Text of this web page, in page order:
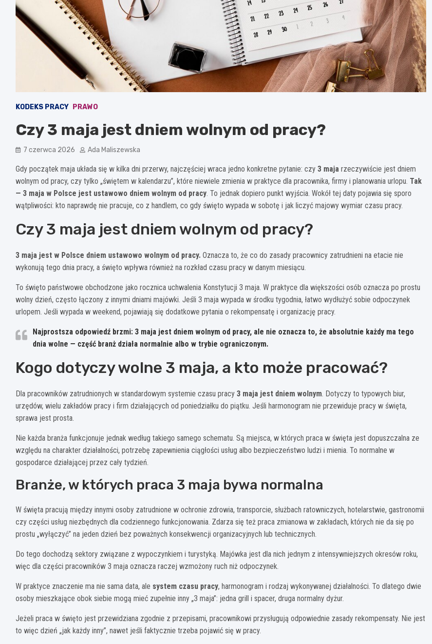
KODEKS PRACY PRAWO
Czy 3 maja jest dniem wolnym od pracy?
7 czerwca 2026 Ada Maliszewska
Gdy początek maja układa się w kilka dni przerwy, najczęściej wraca jedno konkretne pytanie: czy 3 maja rzeczywiście jest dniem
wolnym od pracy, czy tylko „świętem w kalendarzu”, które niewiele zmienia w praktyce dla pracownika, firmy i planowania urlopu. Tak
— 3 maja w Polsce jest ustawowo dniem wolnym od pracy. To jednak dopiero punkt wyjścia. Wokół tej daty pojawia się sporo
wątpliwości: kto naprawdę nie pracuje, co z handlem, co gdy święto wypada w sobotę i jak liczyć majowy wymiar czasu pracy.
Czy 3 maja jest dniem wolnym od pracy?
3 maja jest w Polsce dniem ustawowo wolnym od pracy. Oznacza to, że co do zasady pracownicy zatrudnieni na etacie nie
wykonują tego dnia pracy, a święto wpływa również na rozkład czasu pracy w danym miesiącu.
To święto państwowe obchodzone jako rocznica uchwalenia Konstytucji 3 maja. W praktyce dla większości osób oznacza po prostu
wolny dzień, często łączony z innymi dniami majówki. Jeśli 3 maja wypada w środku tygodnia, łatwo wydłużyć sobie odpoczynek
urlopem. Jeśli wypada w weekend, pojawiają się dodatkowe pytania o rekompensatę i organizację pracy.
Najprostsza odpowiedź brzmi: 3 maja jest dniem wolnym od pracy, ale nie oznacza to, że absolutnie każdy ma tego
dnia wolne — część branż działa normalnie albo w trybie ograniczonym.
Kogo dotyczy wolne 3 maja, a kto może pracować?
Dla pracowników zatrudnionych w standardowym systemie czasu pracy 3 maja jest dniem wolnym. Dotyczy to typowych biur,
urzędów, wielu zakładów pracy i firm działających od poniedziałku do piątku. Jeśli harmonogram nie przewiduje pracy w święta,
sprawa jest prosta.
Nie każda branża funkcjonuje jednak według takiego samego schematu. Są miejsca, w których praca w święta jest dopuszczalna ze
względu na charakter działalności, potrzebę zapewnienia ciągłości usług albo bezpieczeństwo ludzi i mienia. To normalne w
gospodarce działającej przez cały tydzień.
Branże, w których praca 3 maja bywa normalna
W święta pracują między innymi osoby zatrudnione w ochronie zdrowia, transporcie, służbach ratowniczych, hotelarstwie, gastronomii
czy części usług niezbędnych dla codziennego funkcjonowania. Zdarza się też praca zmianowa w zakładach, których nie da się po
prostu „wyłączyć” na jeden dzień bez poważnych konsekwencji organizacyjnych lub technicznych.
Do tego dochodzą sektory związane z wypoczynkiem i turystyką. Majówka jest dla nich jednym z intensywniejszych okresów roku,
więc dla części pracowników 3 maja oznacza raczej wzmożony ruch niż odpoczynek.
W praktyce znaczenie ma nie sama data, ale system czasu pracy, harmonogram i rodzaj wykonywanej działalności. To dlatego dwie
osoby mieszkające obok siebie mogą mieć zupełnie inny „3 maja”: jedna grill i spacer, druga normalny dyżur.
Jeżeli praca w święto jest przewidziana zgodnie z przepisami, pracownikowi przysługują odpowiednie zasady rekompensaty. Nie jest
to więc dzień „jak każdy inny”, nawet jeśli faktycznie trzeba pojawić się w pracy.